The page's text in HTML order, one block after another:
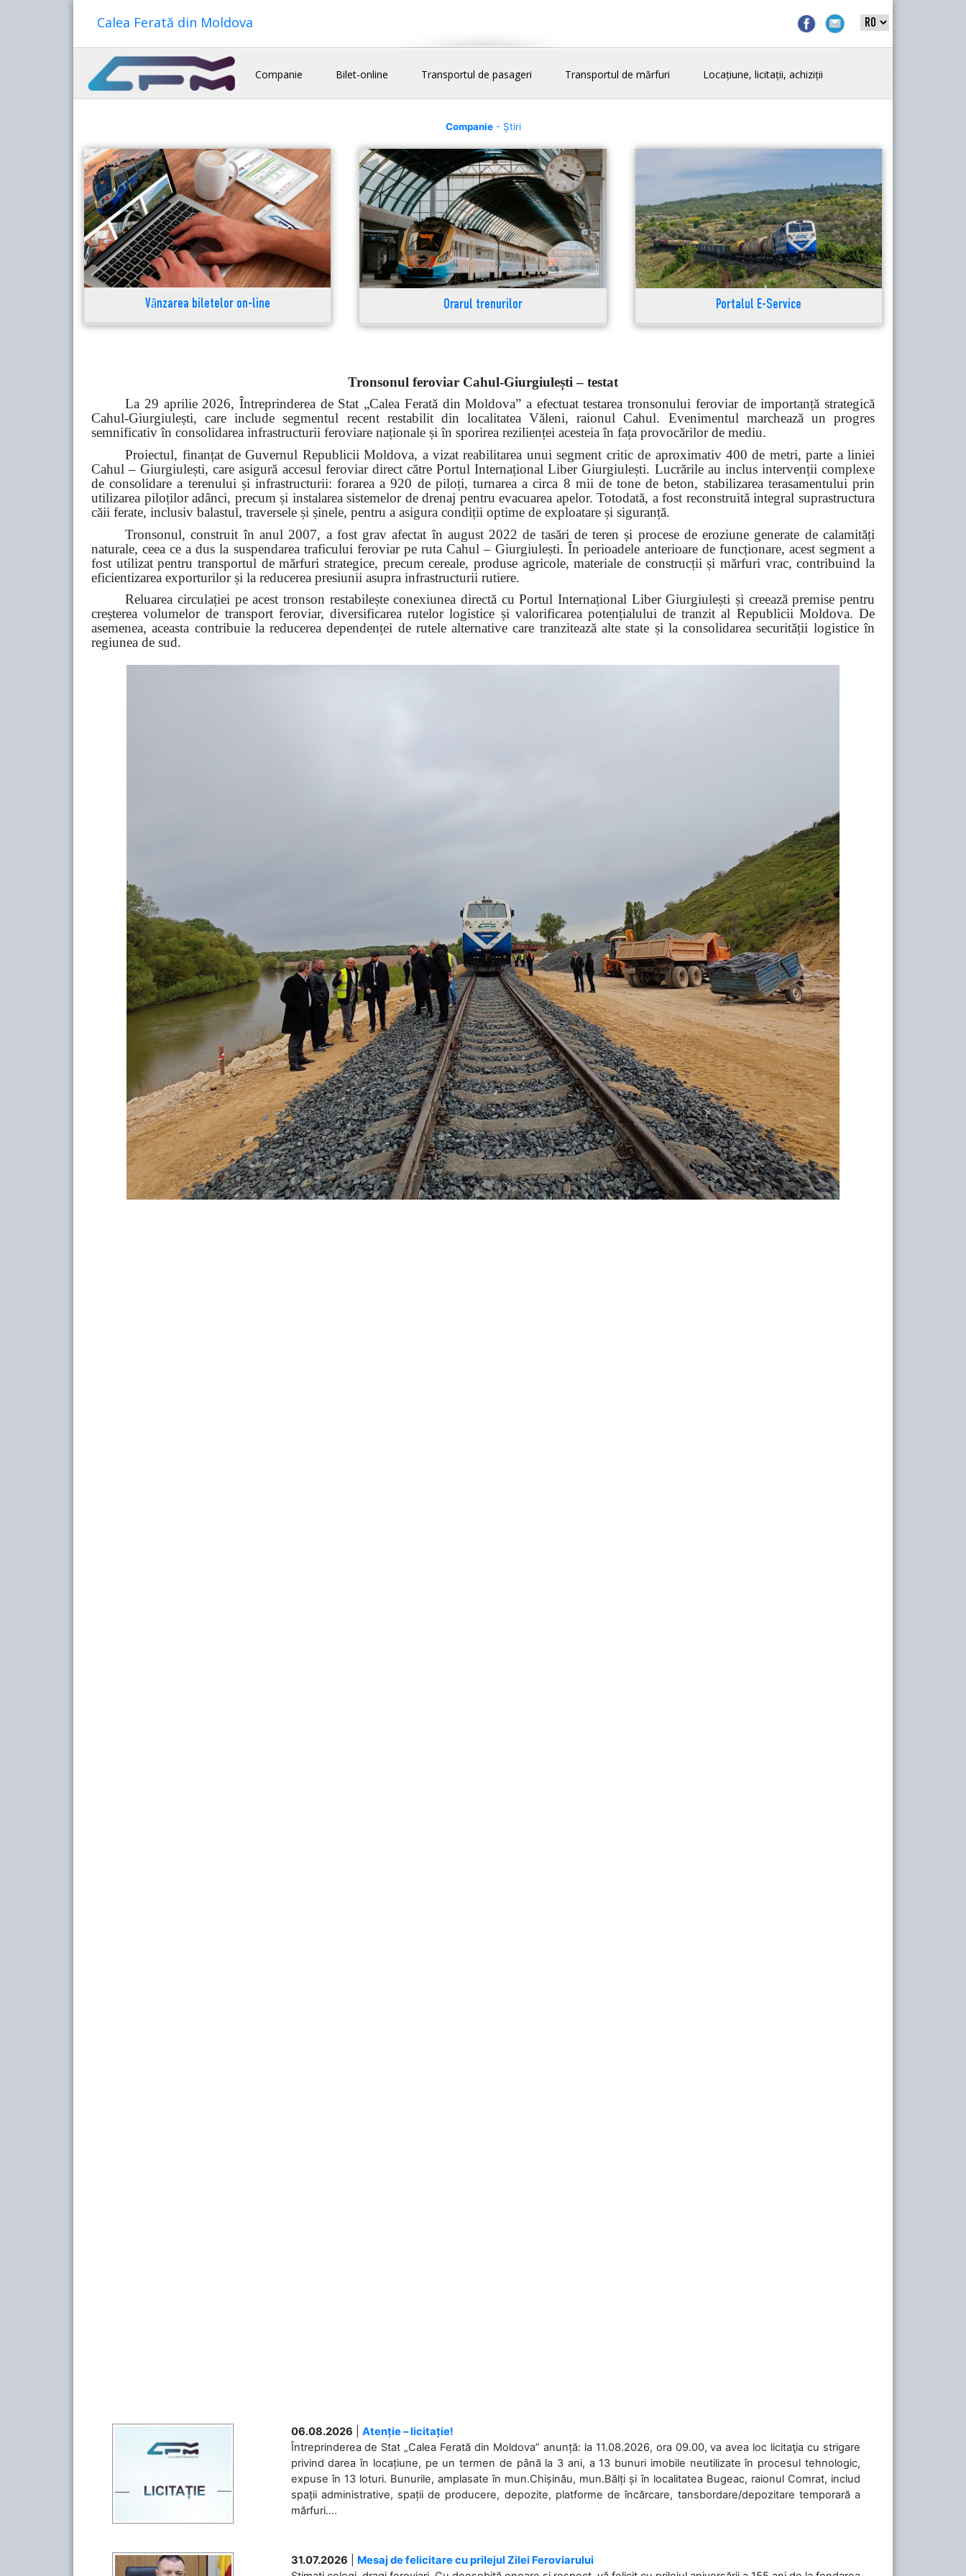
Calea Ferată din Moldova
Companie Bilet-online Transportul de pasageri Transportul de mărfuri Locațiune, licitații, achiziții
Companie- Știri
Vânzarea biletelor on-line Orarul trenurilor Portalul E-Service
Tronsonul feroviar Cahul-Giurgiulești – testat
La 29 aprilie 2026, Întreprinderea de Stat „Calea Ferată din Moldova” a efectuat testarea tronsonului feroviar de importanță strategică
Cahul-Giurgiulești, care include segmentul recent restabilit din localitatea Văleni, raionul Cahul. Evenimentul marchează un progres
semnificativ în consolidarea infrastructurii feroviare naționale și în sporirea rezilienței acesteia în fața provocărilor de mediu.
Proiectul, finanțat de Guvernul Republicii Moldova, a vizat reabilitarea unui segment critic de aproximativ 400 de metri, parte a liniei
Cahul – Giurgiulești, care asigură accesul feroviar direct către Portul Internațional Liber Giurgiulești. Lucrările au inclus intervenții complexe
de consolidare a terenului și infrastructurii: forarea a 920 de piloți, turnarea a circa 8 mii de tone de beton, stabilizarea terasamentului prin
utilizarea piloților adânci, precum și instalarea sistemelor de drenaj pentru evacuarea apelor. Totodată, a fost reconstruită integral suprastructura
căii ferate, inclusiv balastul, traversele și șinele, pentru a asigura condiții optime de exploatare și siguranță.
Tronsonul, construit în anul 2007, a fost grav afectat în august 2022 de tasări de teren și procese de eroziune generate de calamități
naturale, ceea ce a dus la suspendarea traficului feroviar pe ruta Cahul – Giurgiulești. În perioadele anterioare de funcționare, acest segment a
fost utilizat pentru transportul de mărfuri strategice, precum cereale, produse agricole, materiale de construcții și mărfuri vrac, contribuind la
eficientizarea exporturilor și la reducerea presiunii asupra infrastructurii rutiere.
Reluarea circulației pe acest tronson restabilește conexiunea directă cu Portul Internațional Liber Giurgiulești și creează premise pentru
creșterea volumelor de transport feroviar, diversificarea rutelor logistice și valorificarea potențialului de tranzit al Republicii Moldova. De
asemenea, aceasta contribuie la reducerea dependenței de rutele alternative care tranzitează alte state și la consolidarea securității logistice în
regiunea de sud.
06.08.2026
Atenție – licitație!
Întreprinderea de Stat „Calea Ferată din Moldova” anunță: la 11.08.2026, ora 09.00, va avea loc licitaţia cu strigare
privind darea în locațiune, pe un termen de până la 3 ani, a 13 bunuri imobile neutilizate în procesul tehnologic,
expuse în 13 loturi. Bunurile, amplasate în mun.Chișinău, mun.Bălți și în localitatea Bugeac, raionul Comrat, includ
spații administrative, spații de producere, depozite, platforme de încărcare, tansbordare/depozitare temporară a
mărfuri....
31.07.2026
Mesaj de felicitare cu prilejul Zilei Feroviarului